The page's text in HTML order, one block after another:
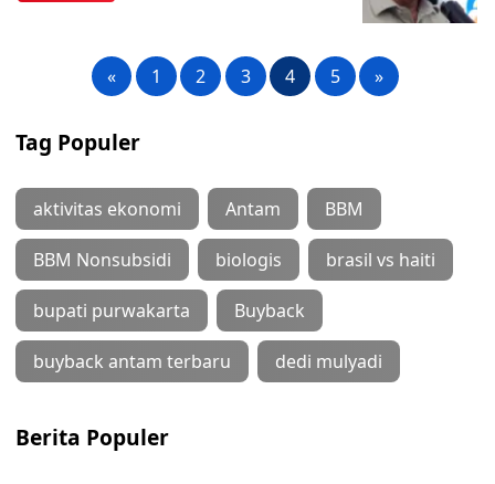
« 1 2 3 4 5 »
Tag Populer
aktivitas ekonomi Antam BBM
BBM Nonsubsidi biologis brasil vs haiti
bupati purwakarta Buyback
buyback antam terbaru dedi mulyadi
Berita Populer